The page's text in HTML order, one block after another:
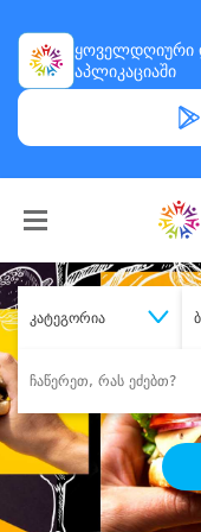
ყოველდღიური
აპლიკაციაში
კატეგორია
შეიძინე